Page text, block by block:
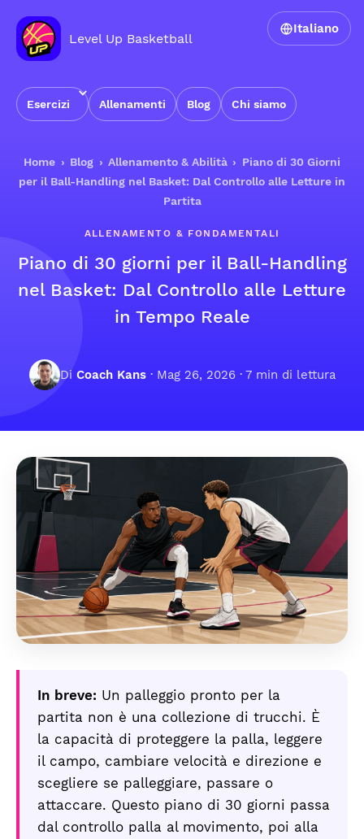
Level Up Basketball
Esercizi Allenamenti Blog Chi siamo
Italiano
Home › Blog › Allenamento & Abilità › Piano di 30 Giorni
per il Ball-Handling nel Basket: Dal Controllo alle Letture in
Partita
ALLENAMENTO & FONDAMENTALI
Piano di 30 giorni per il Ball-Handling
nel Basket: Dal Controllo alle Letture
in Tempo Reale
Di Coach Kans· Mag 26, 2026· 7 min di lettura
In breve: Un palleggio pronto per la
partita non è una collezione di trucchi. È
la capacità di proteggere la palla, leggere
il campo, cambiare velocità e direzione e
scegliere se palleggiare, passare o
attaccare. Questo piano di 30 giorni passa
dal controllo palla al movimento, poi alla